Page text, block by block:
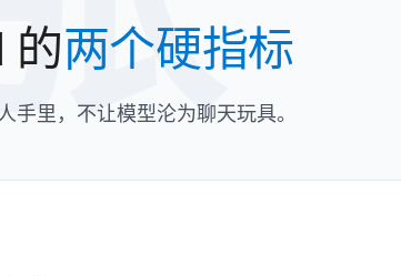
的两个硬指标
手里，不让模型沦为聊天玩具。